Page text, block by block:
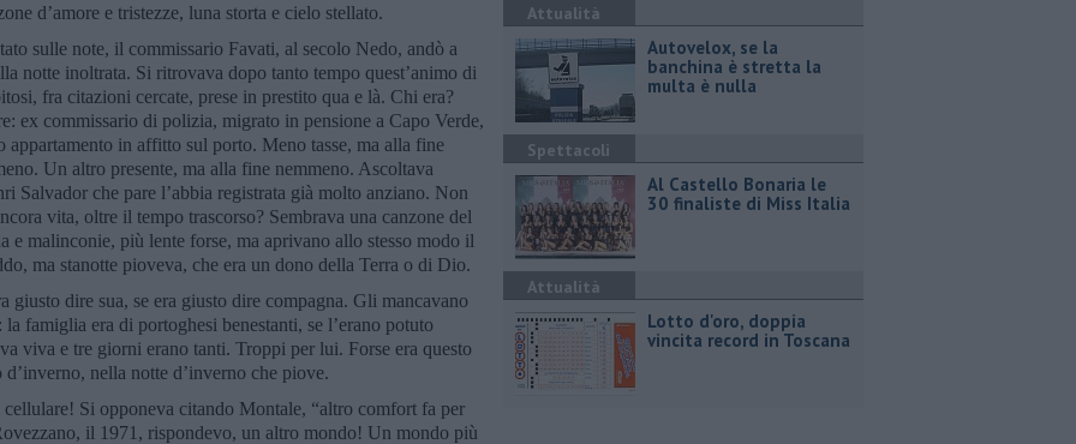
d’amore e tristezze, luna storta e cielo stellato.
sulle note, il commissario Favati, al secolo Nedo, andò a
notte inoltrata. Si ritrovava dopo tanto tempo quest’animo di
fra citazioni cercate, prese in prestito qua e là. Chi era?
ex commissario di polizia, migrato in pensione a Capo Verde,
in affitto sul porto. Meno tasse, ma alla fine
Un altro presente, ma alla fine nemmeno. Ascoltava
Salvador che pare l’abbia registrata già molto anziano. Non
vita, oltre il tempo trascorso? Sembrava una canzone del
e malinconie, più lente forse, ma aprivano allo stesso modo il
ma stanotte pioveva, che era un dono della Terra o di Dio.
giusto dire sua, se era giusto dire compagna. Gli mancavano
famiglia era di portoghesi benestanti, se l’erano potuto
viva e tre giorni erano tanti. Troppi per lui. Forse era questo
nella notte d’inverno che piove.
Si opponeva citando Montale, “altro comfort fa per
il 1971, rispondevo, un altro mondo! Un mondo più
Attualità
Autovelox, se la
banchina è stretta la
multa è nulla
Spettacoli
Al Castello Bonaria le
30 finaliste di Miss Italia
Attualità
Lotto d'oro, doppia
vincita record in Toscana